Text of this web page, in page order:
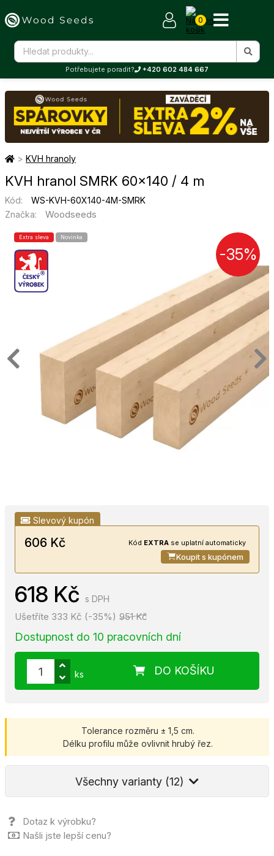
0
Potřebujete poradit? +420 602 484 667
> KVH hranoly
KVH hranol SMRK 60×140 / 4 m
Kód:
WS-KVH-60X140-4M-SMRK
Značka:
Woodseeds
Extra sleva Novinka
-35%
Slevový kupón
606 Kč Kód EXTRA se uplatní automaticky
Koupit s kupónem
618 Kč s DPH
951 Kč
Ušetříte 333 Kč (-35%)
Dostupnost do 10 pracovních dní
DO KOŠÍKU
ks
Tolerance rozměru ± 1,5 cm.
Délku profilu může ovlivnit hrubý řez.
Všechny varianty (12)
Dotaz k výrobku?
Našli jste lepší cenu?